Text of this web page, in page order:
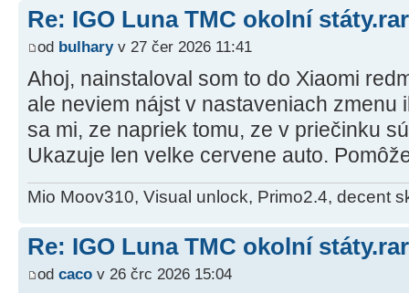
Re: IGO Luna TMC okolní státy.rar
od bulharyv 27 čer 2026 11:41
Ahoj, nainstaloval som to do Xiaomi
ale neviem nájst v nastaveniach zmenu
sa mi, ze napriek tomu, ze v priečinku
Ukazuje len velke cervene auto.
Mio Moov310, Visual unlock, Primo2.4, decent
Re: IGO Luna TMC okolní státy.rar
od caco v 26 črc 2026 15:04